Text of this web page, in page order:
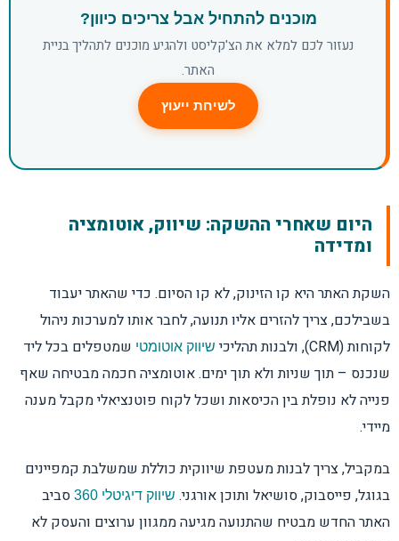
מוכנים להתחיל אבל צריכים כיוון?
נעזור לכם למלא את הצ'קליסט ולהגיע מוכנים לתהליך בניית
האתר.
לשיחת ייעוץ
היום שאחרי ההשקה: שיווק, אוטומציה
ומדידה
השקת האתר היא קו הזינוק, לא קו הסיום. כדי שהאתר יעבוד
בשבילכם, צריך להזרים אליו תנועה, לחבר אותו למערכות ניהול
לקוחות (CRM), ולבנות תהליכי
שיווק אוטומטי שמטפלים בכל ליד
שנכנס – תוך שניות ולא תוך ימים. אוטומציה חכמה מבטיחה שאף
פנייה לא נופלת בין הכיסאות ושכל לקוח פוטנציאלי מקבל מענה
מיידי.
במקביל, צריך לבנות מעטפת שיווקית כוללת שמשלבת קמפיינים
בגוגל, פייסבוק, סושיאל ותוכן אורגני. שיווק דיגיטלי 360
סביב
האתר החדש מבטיח שהתנועה מגיעה ממגוון ערוצים והעסק לא